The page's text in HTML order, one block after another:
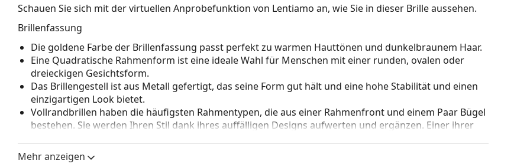
Schauen Sie sich mit der virtuellen Anprobefunktion von Lentiamo an, wie Sie in dieser Brille aussehen.
Brillenfassung
Die goldene Farbe der Brillenfassung passt perfekt zu warmen Hauttönen und dunkelbraunem Haar.
Eine Quadratische Rahmenform ist eine ideale Wahl für Menschen mit einer runden, ovalen oder
dreieckigen Gesichtsform.
Das Brillengestell ist aus Metall gefertigt, das seine Form gut hält und eine hohe Stabilität und einen
einzigartigen Look bietet.
Vollrandbrillen haben die häufigsten Rahmentypen, die aus einer Rahmenfront und einem Paar Bügel
bestehen. Sie werden Ihren Stil dank ihres auffälligen Designs aufwerten und ergänzen. Einer ihrer
vor allem ihr Schutz vor Beschädigungen. Dieser Rahmentyp ist für alle Gläser geeignet, auch für
Gläser mit höherer optischer Leistung.
Mehr anzeigen